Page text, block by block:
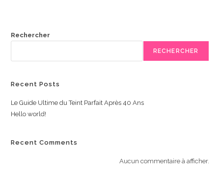
Rechercher
RECHERCHER
Recent Posts
Le Guide Ultime du Teint Parfait Après 40 Ans
Hello world!
Recent Comments
Aucun commentaire à afficher.